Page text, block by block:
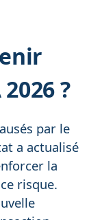
?
par le
a actualisé
la
risque.